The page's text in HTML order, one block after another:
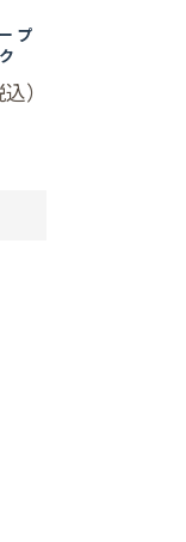
プ
）